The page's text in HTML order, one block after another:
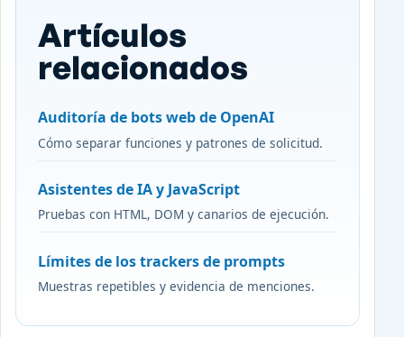
Artículos
relacionados
Auditoría de bots web de OpenAI
Cómo separar funciones y patrones de solicitud.
Asistentes de IA y JavaScript
Pruebas con HTML, DOM y canarios de ejecución.
Límites de los trackers de prompts
Muestras repetibles y evidencia de menciones.